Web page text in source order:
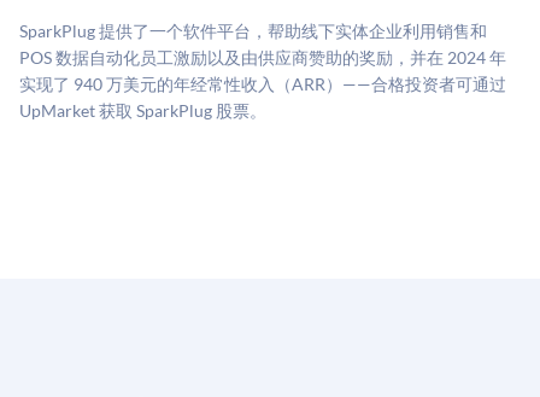
司可比倍数应用私有公司折扣，以反映流动性不足和信
息不对称。此估值不构成投资建议，可能与实际交易价
格存在重大差异。
SparkPlug 提供了一个软件平台，帮助线下实体企业利用销售和
POS 数据自动化员工激励以及由供应商赞助的奖励，并在 2024 年
实现了 940 万美元的年经常性收入（ARR）——合格投资者可通过
UpMarket 获取 SparkPlug 股票。